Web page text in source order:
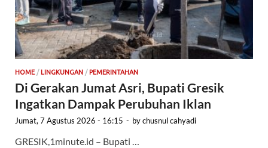
HOME / LINGKUNGAN / PEMERINTAHAN
Di Gerakan Jumat Asri, Bupati Gresik
Ingatkan Dampak Perubuhan Iklan
Jumat, 7 Agustus 2026 - 16:15 - bychusnul cahyadi
GRESIK,1minute.id – Bupati …